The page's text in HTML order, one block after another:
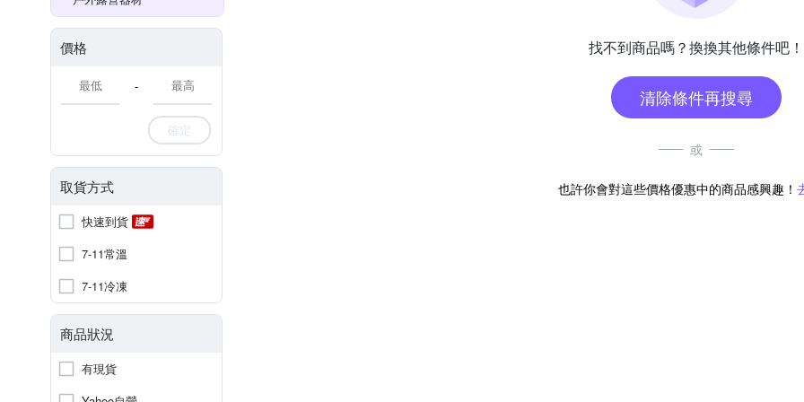
價格
-
確定
取貨方式
快速到貨
7-11常溫
7-11冷凍
商品狀況
有現貨
找不到商品嗎？換換其他條件吧！
清除條件再搜尋
或
也許你會對這些價格優惠中的商品感興趣！